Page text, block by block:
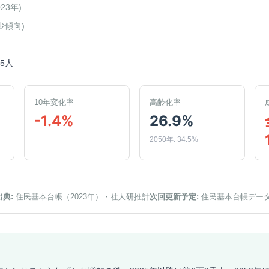
年)
傾向)
人
10年変化率
-1.4%
高齢化率
26.9%
2050年: 34.5%
典: 住民基本台帳（2023年） ・社人研推計次回更新予定: 住民基本台帳デー